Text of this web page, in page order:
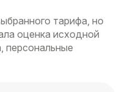
тарифа, но
оценка исходной
персональные